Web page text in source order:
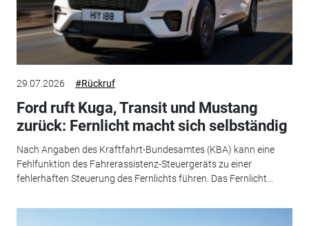
29.07.2026 #Rückruf
Ford ruft Kuga, Transit und Mustang
zurück: Fernlicht macht sich selbständig
Nach Angaben des Kraftfahrt-Bundesamtes (KBA) kann eine
Fehlfunktion des Fahrerassistenz-Steuergeräts zu einer
fehlerhaften Steuerung des Fernlichts führen. Das Fernlicht...